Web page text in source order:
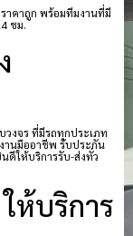
าคาถูก พร้อมทีมงานที่มี
ชม.
วงจร ที่มีรถทุกประเภท
งานมืออาชีพ รับประกัน
ดีให้บริการรับ-ส่งทั่ว
ห้บริการ